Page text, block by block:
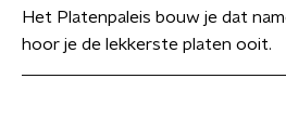
Het Platenpaleis bouw je dat
hoor je de lekkerste platen ooit.